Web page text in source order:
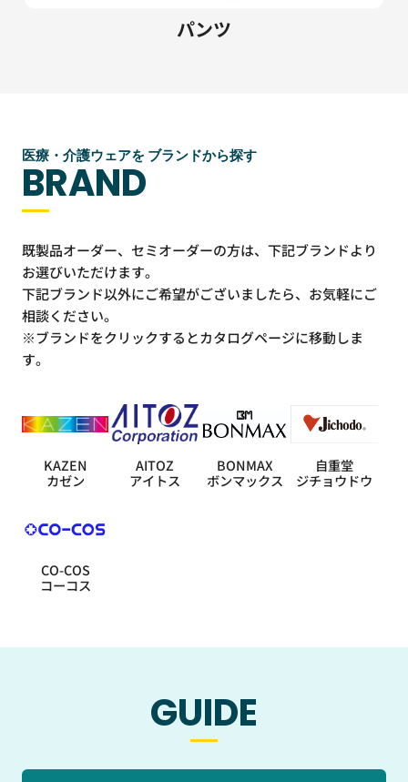
パンツ
医療・介護ウェアを ブランドから探す
BRAND
既製品オーダー、セミオーダーの方は、下記ブランドより
お選びいただけます。
下記ブランド以外にご希望がございましたら、お気軽にご
相談ください。
※ブランドをクリックするとカタログページに移動しま
す。
KAZEN
カゼン
AITOZ
アイトス
BONMAX
ボンマックス
自重堂
ジチョウドウ
CO-COS
コーコス
GUIDE